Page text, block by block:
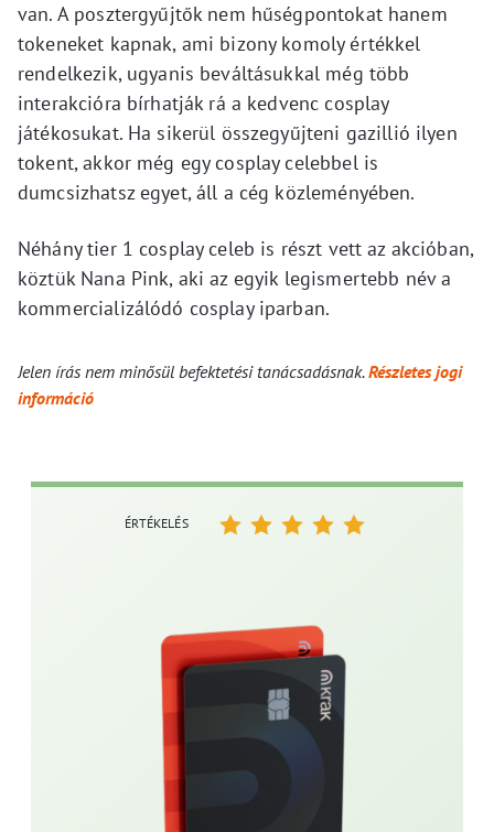
van. A posztergyűjtők nem hűségpontokat hanem
tokeneket kapnak, ami bizony komoly értékkel
rendelkezik, ugyanis beváltásukkal még több
interakcióra bírhatják rá a kedvenc cosplay
játékosukat. Ha sikerül összegyűjteni gazillió ilyen
tokent, akkor még egy cosplay celebbel is
dumcsizhatsz egyet, áll a cég közleményében.
Néhány tier 1 cosplay celeb is részt vett az akcióban,
köztük Nana Pink, aki az egyik legismertebb név a
kommercializálódó cosplay iparban.
Jelen írás nem minősül befektetési tanácsadásnak.Részletes jogi
információ
ÉRTÉKELÉS